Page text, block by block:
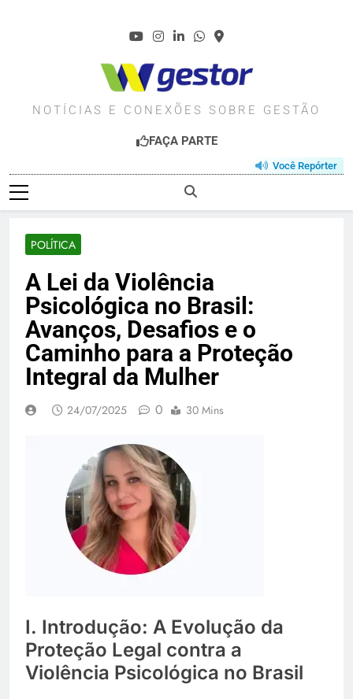
WGESTOR.COM.BR
NOTÍCIAS E CONEXÕES SOBRE GESTÃO
FAÇA PARTE
Você Repórter
POLÍTICA
A Lei da Violência
Psicológica no Brasil:
Avanços, Desafios e o
Caminho para a Proteção
Integral da Mulher
24/07/2025 0 30 Mins
I. Introdução: A Evolução da
Proteção Legal contra a
Violência Psicológica no Brasil